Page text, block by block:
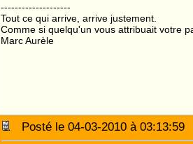
--------------------
Tout ce qui arrive, arrive justement.
Comme si quelqu'un vous attribuait votre
Marc Aurèle
Posté le 04-03-2010 à